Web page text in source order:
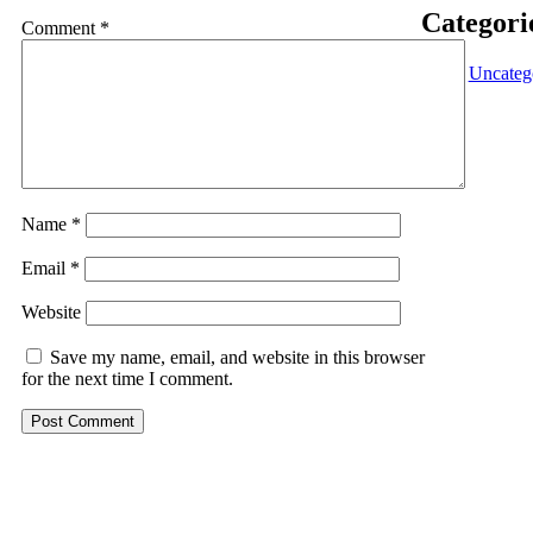
Comment *
Name *
Email *
Website
Save my name, email, and website in this browser
for the next time I comment.
Lorem
Latin
literature